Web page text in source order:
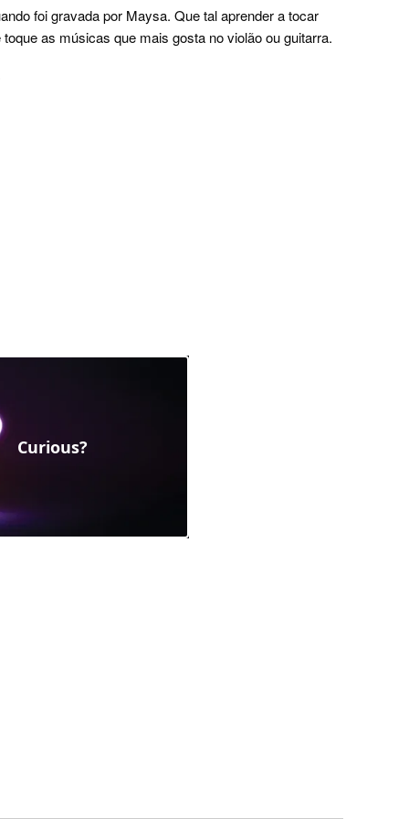
foi gravada por Maysa. Que tal aprender a tocar
toque as músicas que mais gosta no violão ou guitarra.